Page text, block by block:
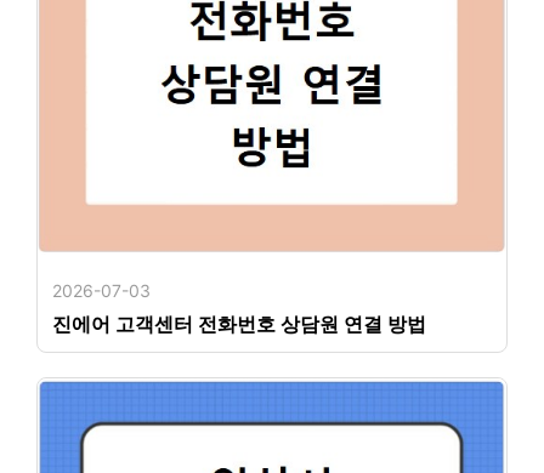
2026-07-03
진에어 고객센터 전화번호 상담원 연결 방법